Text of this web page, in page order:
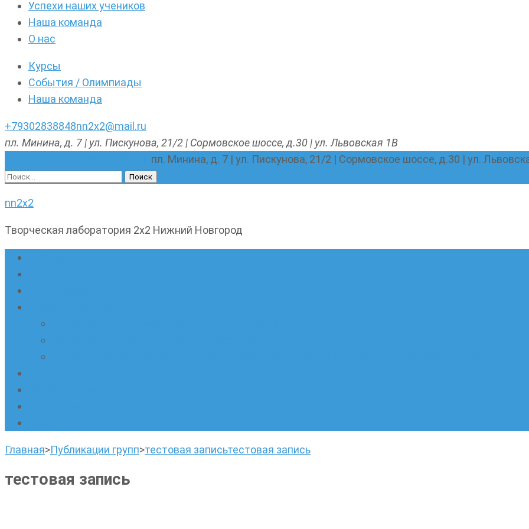
Успехи наших учеников
Наша команда
О нас
Курсы
События / Олимпиады
Наша команда
+79302838848nn2x2@mail.ru
пл. Минина, д. 7 | ул. Пискунова, 21/2 | Сормовское шоссе, д.30 | ул. Львовская 1В
пл. Минина, д. 7 | ул. Пискунова, 21/2 | Сормовское шоссе, д.30 | ул.
Найти:
nn2x2
Творческая лаборатория 2х2 Нижний Новгород
Главная>Публикации групп>тестовая записьтестовая запись
тестовая запись